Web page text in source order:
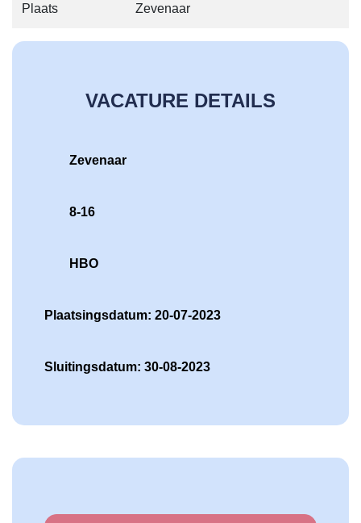
Plaats Zevenaar
VACATURE DETAILS
Zevenaar
8-16
HBO
Plaatsingsdatum: 20-07-2023
Sluitingsdatum: 30-08-2023